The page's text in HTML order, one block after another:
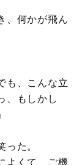
、何かが飛ん
も、こんな立
、もしかし
た。
よくて、ご機